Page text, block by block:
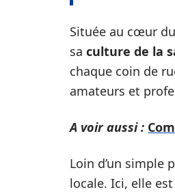
Située au cœur
sa culture de la
chaque coin de
amateurs et
A voir aussi :
Loin d’un simple
locale. Ici, elle